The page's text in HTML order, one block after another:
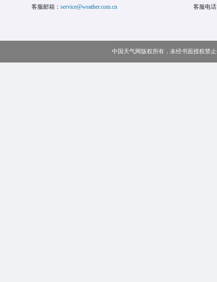
客服邮箱： service@weather.com.cn 客服电
中国天气网版权所有，未经书面授权